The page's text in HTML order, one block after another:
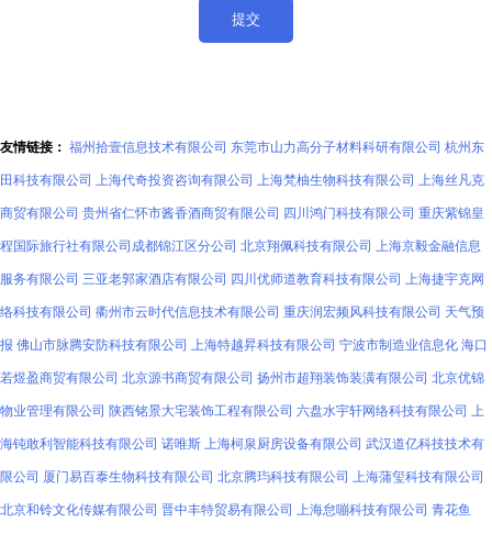
友情链接： 福州拾壹信息技术有限公司 东莞市山力高分子材料科研有限公司 杭州东
田科技有限公司 上海代奇投资咨询有限公司 上海梵柚生物科技有限公司 上海丝凡克
商贸有限公司 贵州省仁怀市酱香酒商贸有限公司 四川鸿门科技有限公司 重庆紫锦皇
程国际旅行社有限公司成都锦江区分公司 北京翔佩科技有限公司 上海京毅金融信息
服务有限公司 三亚老郭家酒店有限公司 四川优师道教育科技有限公司 上海捷宇克网
络科技有限公司 衢州市云时代信息技术有限公司 重庆润宏频风科技有限公司 天气预
报 佛山市脉腾安防科技有限公司 上海特越昇科技有限公司 宁波市制造业信息化 海口
若煜盈商贸有限公司 北京源书商贸有限公司 扬州市超翔装饰装潢有限公司 北京优锦
物业管理有限公司 陕西铭景大宅装饰工程有限公司 六盘水宇轩网络科技有限公司 上
海钝敢利智能科技有限公司 诺唯斯 上海柯泉厨房设备有限公司 武汉道亿科技技术有
限公司 厦门易百泰生物科技有限公司 北京腾玙科技有限公司 上海蒲玺科技有限公司
北京和铃文化传媒有限公司 晋中丰特贸易有限公司 上海怠嘣科技有限公司 青花鱼